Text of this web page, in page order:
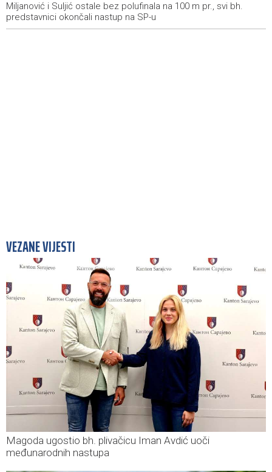
08:25
Podrška najmlađima: U Mostaru podijeljeno 50 ruksaka
sa školskim priborom
Miljanović i Suljić ostale bez polufinala na 100 m pr., svi bh.
predstavnici okončali nastup na SP-u
VEZANE VIJESTI
Magoda ugostio bh. plivačicu Iman Avdić uoči
međunarodnih nastupa